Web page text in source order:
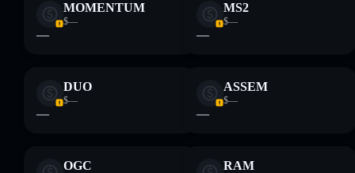
MOMENTUM
$—
—
MS2
$—
—
DUO
$—
—
ASSEM
$—
—
OGC RAM